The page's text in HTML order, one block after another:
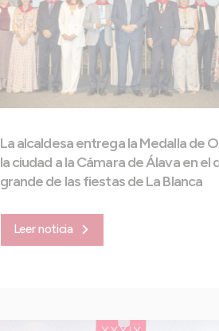
La alcaldesa entrega la Medalla de
la ciudad a la Cámara de Álava en el
grande de las fiestas de La Blanca
Leer noticia